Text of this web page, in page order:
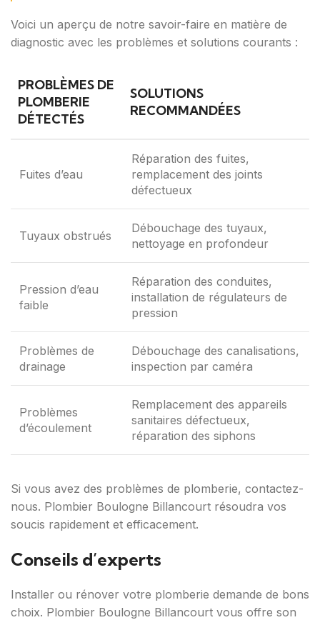
Voici un aperçu de notre savoir-faire en matière de
diagnostic avec les problèmes et solutions courants :
PROBLÈMES DE
PLOMBERIE
DÉTECTÉS
SOLUTIONS
RECOMMANDÉES
Fuites d’eau
Réparation des fuites,
remplacement des joints
défectueux
Tuyaux obstrués
Débouchage des tuyaux,
nettoyage en profondeur
Pression d’eau
faible
Réparation des conduites,
installation de régulateurs de
pression
Problèmes de
drainage
Débouchage des canalisations,
inspection par caméra
Problèmes
d’écoulement
Remplacement des appareils
sanitaires défectueux,
réparation des siphons
Si vous avez des problèmes de plomberie, contactez-
nous. Plombier Boulogne Billancourt résoudra vos
soucis rapidement et efficacement.
Conseils d’experts
Installer ou rénover votre plomberie demande de bons
choix. Plombier Boulogne Billancourt vous offre son